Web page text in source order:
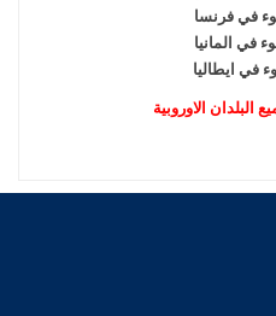
في فرنسا
في المانيا
في ايطاليا
البلدان الاوروبية